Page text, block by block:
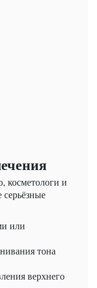
косметологи и
серьёзные
или
тона
верхнего